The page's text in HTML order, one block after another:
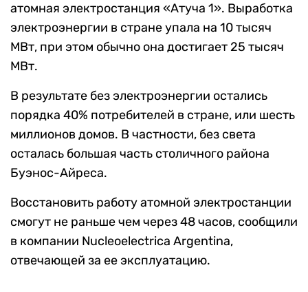
атомная электростанция «Атуча 1». Выработка
электроэнергии в стране упала на 10 тысяч
МВт, при этом обычно она достигает 25 тысяч
МВт.
В результате без электроэнергии остались
порядка 40% потребителей в стране, или шесть
миллионов домов. В частности, без света
осталась большая часть столичного района
Буэнос-Айреса.
Восстановить работу атомной электростанции
смогут не раньше чем через 48 часов, сообщили
в компании Nucleoelectrica Argentina,
отвечающей за ее эксплуатацию.